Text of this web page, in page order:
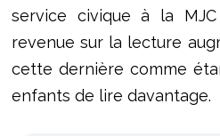
service civique à la
revenue sur la lecture
cette dernière comme
enfants de lire davantage.